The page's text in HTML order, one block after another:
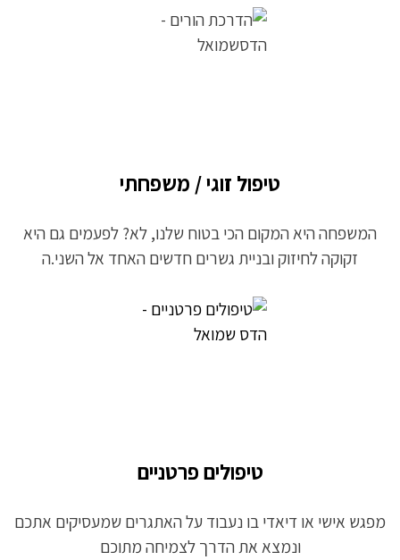
טיפול זוגי / משפחתי
המשפחה היא המקום הכי בטוח שלנו, לא? לפעמים גם היא
זקוקה לחיזוק ובניית גשרים חדשים האחד אל השני.ה
טיפולים פרטניים
מפגש אישי או דיאדי בו נעבוד על האתגרים שמעסיקים אתכם
ונמצא את הדרך לצמיחה מתוכם